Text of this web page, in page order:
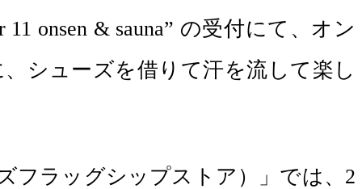
onsen & sauna” の受付にて、オン
シューズを借りて汗を流して楽し
フラッグシップストア）」では、2